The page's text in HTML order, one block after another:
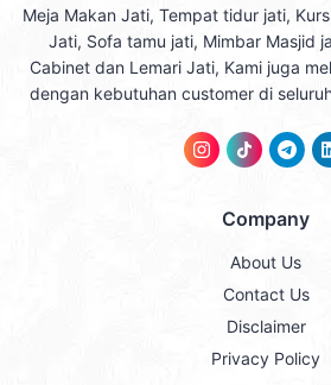
Meja Makan Jati, Tempat tidur jati,
Jati, Sofa tamu jati, Mimbar Masjid
Cabinet dan Lemari Jati, Kami juga
dengan kebutuhan customer di
Company
About Us
Contact Us
Disclaimer
Privacy Policy